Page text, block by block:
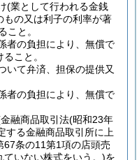
(業として行われる金銭
の又は利子の利率が著
こと。
者の負担により、無償で
こと。
いて弁済、担保の提供又
者の負担により、無償で
融商品取引法(昭和23年
する金融商品取引所に上
67条の11第1項の店頭売
ていない株式をいう。)を